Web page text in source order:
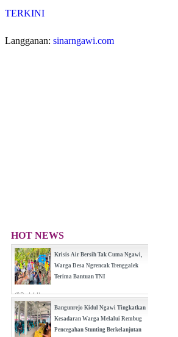
TERKINI
Langganan: sinarngawi.com
HOT NEWS
Krisis Air Bersih Tak Cuma Ngawi,
Warga Desa Ngrencak Trenggalek
Terima Bantuan TNI
(0 Reply(s))
Bangunrejo Kidul Ngawi Tingkatkan
Kesadaran Warga Melalui Rembug
Pencegahan Stunting Berkelanjutan